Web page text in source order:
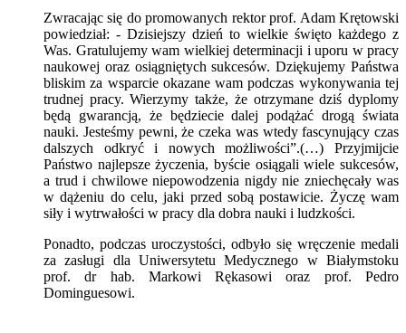
Zwracając się do promowanych rektor prof. Adam Krętowski
powiedział: - Dzisiejszy dzień to wielkie święto każdego z
Was. Gratulujemy wam wielkiej determinacji i uporu w pracy
naukowej oraz osiągniętych sukcesów. Dziękujemy Państwa
bliskim za wsparcie okazane wam podczas wykonywania tej
trudnej pracy. Wierzymy także, że otrzymane dziś dyplomy
będą gwarancją, że będziecie dalej podążać drogą świata
nauki. Jesteśmy pewni, że czeka was wtedy fascynujący czas
dalszych odkryć i nowych możliwości”.(…) Przyjmijcie
Państwo najlepsze życzenia, byście osiągali wiele sukcesów,
a trud i chwilowe niepowodzenia nigdy nie zniechęcały was
w dążeniu do celu, jaki przed sobą postawicie. Życzę wam
siły i wytrwałości w pracy dla dobra nauki i ludzkości.
Ponadto, podczas uroczystości, odbyło się wręczenie medali
za zasługi dla Uniwersytetu Medycznego w Białymstoku
prof. dr hab. Markowi Rękasowi oraz prof. Pedro
Dominguesowi.